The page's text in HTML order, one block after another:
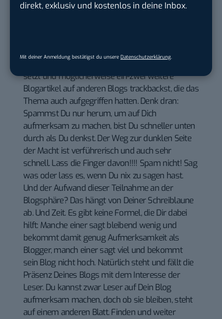
direkt, exklusiv und kostenlos in deine Inbox.
Mit deiner Anmeldung bestätigst du unsere Datenschutzerklärung.
einen Trackback auf den Artikel des Initiators
setzt und möglicherweise ein-zwei weitere
Blogartikel auf anderen Blogs trackbackst, die das
Thema auch aufgegriffen hatten. Denk dran:
Spammst Du nur herum, um auf Dich
aufmerksam zu machen, bist Du schneller unten
durch als Du denkst. Der Weg zur dunklen Seite
der Macht ist verführerisch und auch sehr
schnell. Lass die Finger davon!!!! Spam nicht! Sag
was oder lass es, wenn Du nix zu sagen hast.
Und der Aufwand dieser Teilnahme an der
Blogsphäre? Das hängt von Deiner Schreiblaune
ab. Und Zeit. Es gibt keine Formel, die Dir dabei
hilft: Manche einer sagt bleibend wenig und
bekommt damit genug Aufmerksamkeit als
Blogger, manch einer sagt viel und bekommt
sein Blog nicht hoch. Natürlich steht und fällt die
Präsenz Deines Blogs mit dem Interesse der
Leser. Du kannst zwar Leser auf Dein Blog
aufmerksam machen, doch ob sie bleiben, steht
auf einem anderen Blatt. Finden und weiter